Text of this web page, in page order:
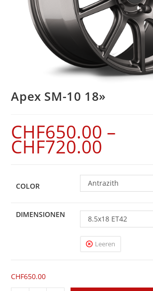
Apex SM-10 18»
CHF650.00 –
CHF720.00
COLOR Antrazith
DIMENSIONEN 8.5x18 ET42
Leeren
CHF650.00